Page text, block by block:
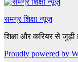
समग्र शिक्षा न्यूज़
शिक्षा और करियर से जुड़ी
Proudly powered by